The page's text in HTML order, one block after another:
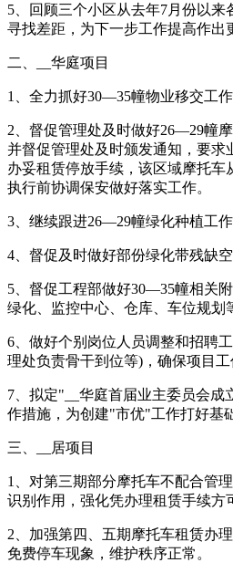
5、回顾三个小区从去年7月份以来
寻找差距，为下一步工作提高作出
二、__华庭项目
1、全力抓好30—35幢物业移交工作
2、督促管理处及时做好26—29幢
并督促管理处及时颁发通知，要求
办妥租赁停放手续，该区域摩托车
执行前协调保安做好落实工作。
3、继续跟进26—29幢绿化种植工作
4、督促及时做好部份绿化带残缺空
5、督促工程部做好30—35幢相关
绿化、监控中心、仓库、车位规划
6、做好个别岗位人员调整和招聘
理处负责骨干到位等)，确保项目工
7、拟定"__华庭首届业主委员会成
作措施，为创建"市优"工作打好基
三、__居项目
1、对第三期部分摩托车不配合管
识别作用，强化凭办理租赁手续方
2、加强第四、五期摩托车租赁办
免费停车现象，维护秩序正常。